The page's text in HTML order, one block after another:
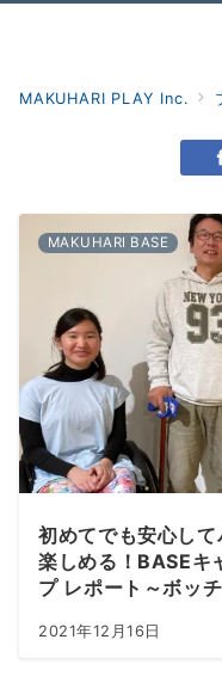
MAKUHARI PLAY Inc.
MAKUHARI BASE
初めてでも安心し
楽しめる！BASEキ
プ レポート～ボッ
2021年12月16日